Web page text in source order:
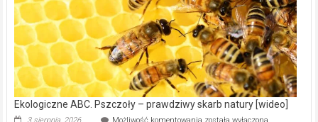
15,6
mln
na
modernizację
oczyszczalni
ścieków
[wideo]
Ekologiczne ABC. Pszczoły – prawdziwy skarb natury [wideo]
Ekologiczne